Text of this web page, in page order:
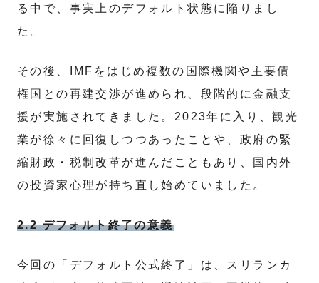
る中で、事実上のデフォルト状態に陥りまし
た。
その後、IMFをはじめ複数の国際機関や主要債
権国との再建交渉が進められ、段階的に金融支
援が実施されてきました。2023年に入り、観光
業が徐々に回復しつつあったことや、政府の緊
縮財政・税制改革が進んだこともあり、国内外
の投資家心理が持ち直し始めていました。
2.2 デフォルト終了の意義
今回の「デフォルト公式終了」は、スリランカ